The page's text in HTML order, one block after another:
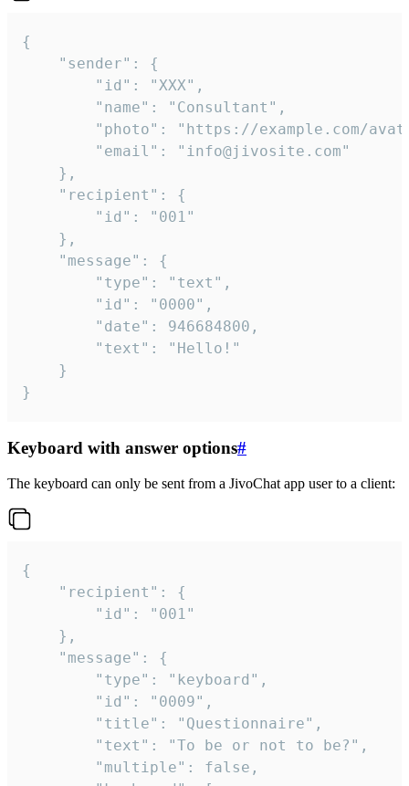
{
}
Keyboard with answer options#
The keyboard can only be sent from a JivoChat app user to a client:
{